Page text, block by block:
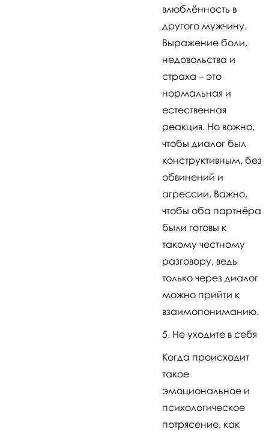
влюблённость в
другого мужчину.
Выражение боли,
недовольства и
страха – это
нормальная и
естественная
реакция. Но важно,
чтобы диалог был
конструктивным, без
обвинений и
агрессии. Важно,
чтобы оба партнёра
были готовы к
такому честному
разговору, ведь
только через диалог
можно прийти к
взаимопониманию.
Не уходите в себя
Когда происходит
такое
эмоциональное и
психологическое
потрясение, как